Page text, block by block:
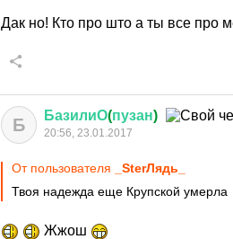
Дак но! Кто про што а ты все про
Б БазилиО(пузан)
20:56, 23.01.2017
От пользователя
_SterЛядь_
Твоя надежда еще Крупской умерла
Жжош